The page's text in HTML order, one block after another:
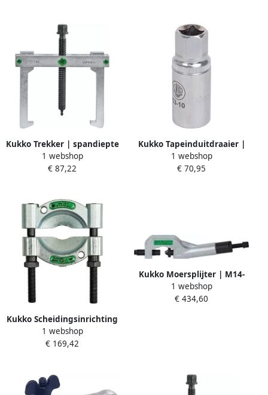
Kukko Trekker | spandiepte
100 mm | spanwijdte 120
mm | 1 stuk 110-10
1 webshop
€ 87,22
Kukko Tapeinduitdraaier |
geschikt voor bout -d. 6 mm
| lichaam-d. 25 mm | lengte
1 webshop
€ 70,95
Kukko Scheidingsinrichting
| opening A 22-115 mm |
gelijkmatig losdraaien van
1 webshop
€ 169,42
Kukko Moersplijter | M14-
M24 | hydraulisch | tot
kwaliteit 10 en RVS | 1 stuk
1 webshop
€ 434,60